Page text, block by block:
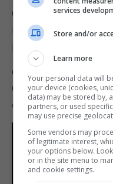
Corrigido um
impediam que os
Geral:
Corrigidos vários
experiência de jogo.
services
Store and/or
Learn more
Your personal data will
your device (cookies,
data) may be stored by,
partners, or used
may use precise
Some vendors may
of legitimate interest,
your options below.
or in the site menu to
and cookie settings.